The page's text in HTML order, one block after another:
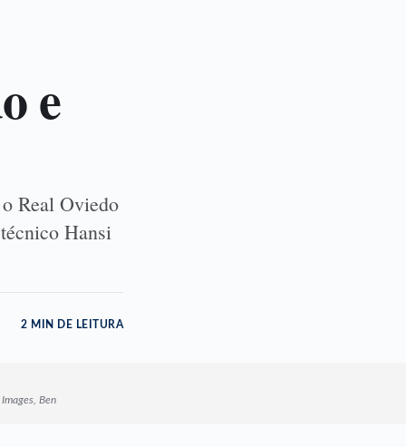
e
Real Oviedo
Hansi
2 MIN DE LEITURA
Ben